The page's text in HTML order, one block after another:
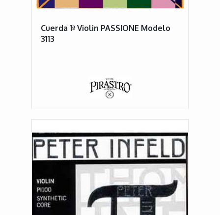
Cuerda 1ª Violin PASSIONE Modelo
3113